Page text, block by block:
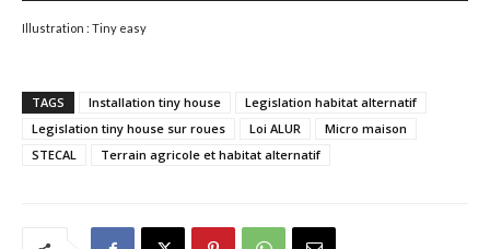
Illustration : Tiny easy
TAGS Installation tiny house
Legislation habitat alternatif
Legislation tiny house sur roues
Loi ALUR
Micro maison
STECAL
Terrain agricole et habitat alternatif